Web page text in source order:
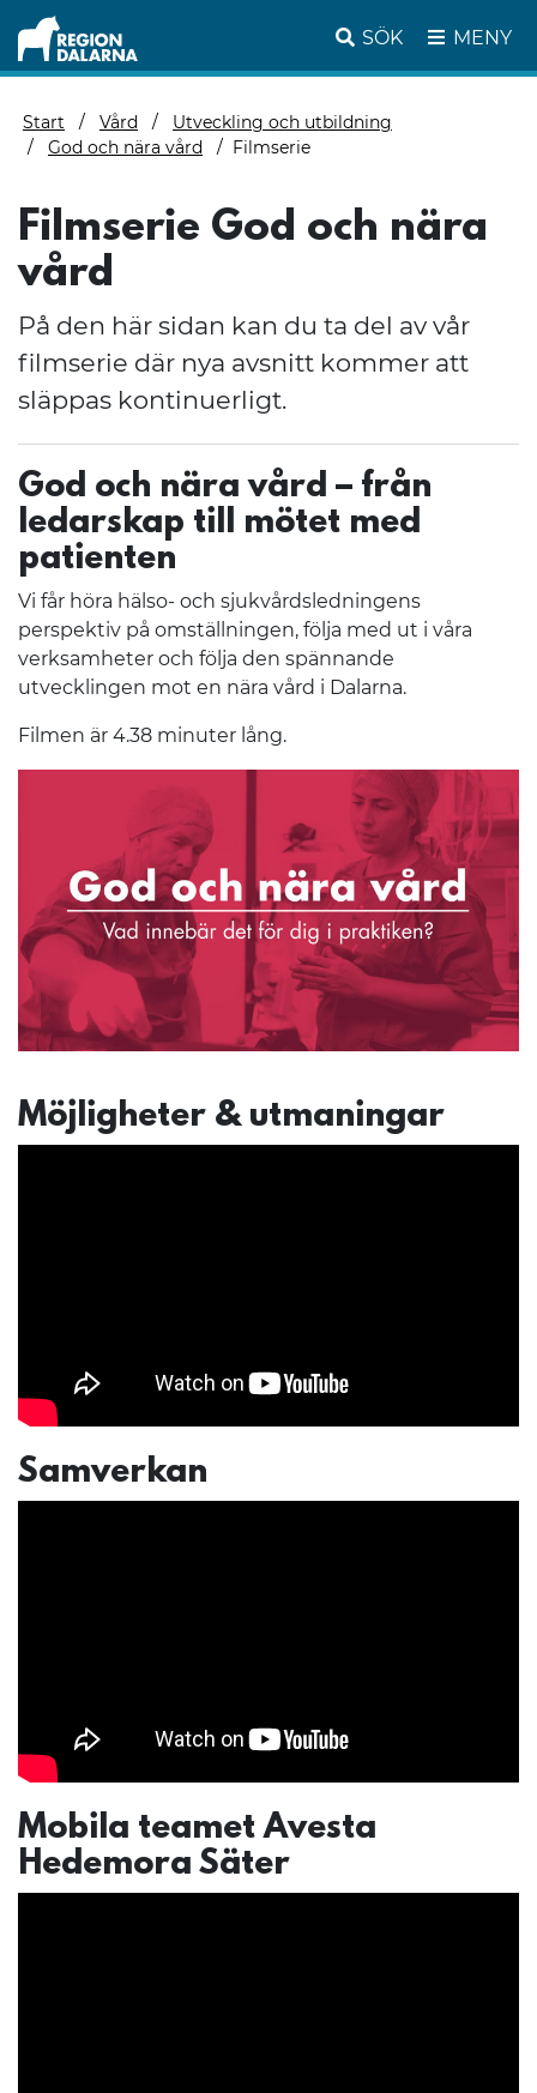
SÖK MENY
Start Vård
Utveckling och utbildning
God och nära vård
Filmserie
Filmserie God och nära
vård
På den här sidan kan du ta del av vår
filmserie där nya avsnitt kommer att
släppas kontinuerligt.
God och nära vård – från
ledarskap till mötet med
patienten
Vi får höra hälso- och sjukvårdsledningens
perspektiv på omställningen, följa med ut i våra
verksamheter och följa den spännande
utvecklingen mot en nära vård i Dalarna.
Filmen är 4.38 minuter lång.
Möjligheter & utmaningar
Samverkan
Mobila teamet Avesta
Hedemora Säter